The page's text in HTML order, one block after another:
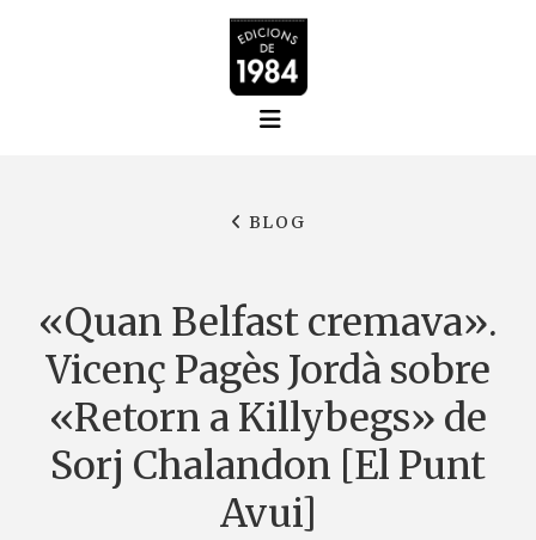
BLOG
«Quan Belfast cremava».
Vicenç Pagès Jordà sobre
«Retorn a Killybegs» de
Sorj Chalandon [El Punt
Avui]